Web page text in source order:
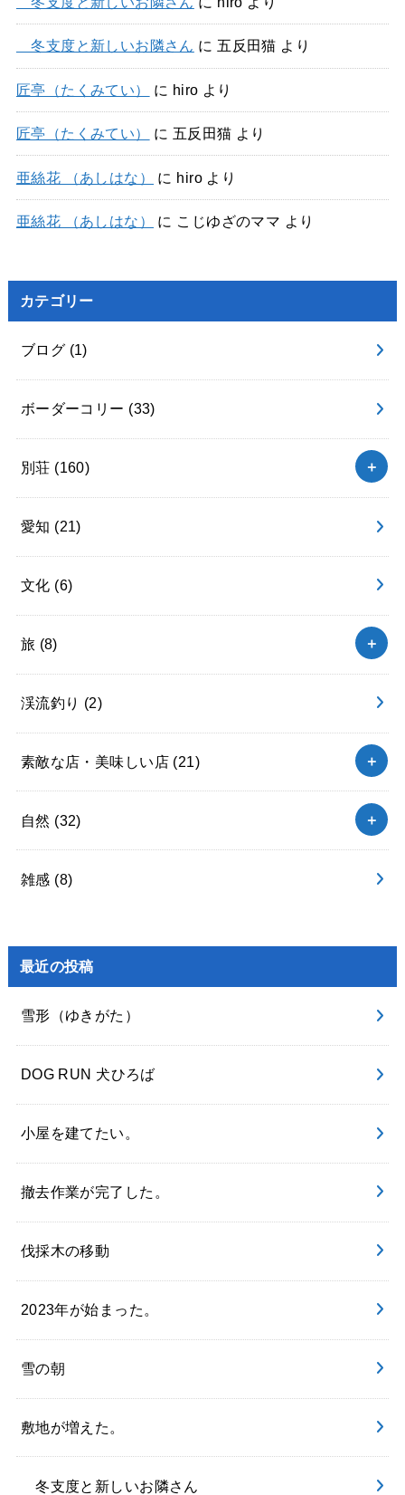
冬支度と新しいお隣さん に 五反田猫 より
匠亭（たくみてい） に hiro より
匠亭（たくみてい） に 五反田猫 より
亜絲花 （あしはな） に hiroより
亜絲花 （あしはな） に こじゆざのママ より
カテゴリー
ブログ (1)
ボーダーコリー (33)
別荘 (160)
愛知 (21)
文化 (6)
旅 (8)
渓流釣り (2)
素敵な店・美味しい店 (21)
自然 (32)
雑感 (8)
最近の投稿
雪形（ゆきがた）
DOG RUN 犬ひろば
小屋を建てたい。
撤去作業が完了した。
伐採木の移動
2023年が始まった。
雪の朝
敷地が増えた。
冬支度と新しいお隣さん